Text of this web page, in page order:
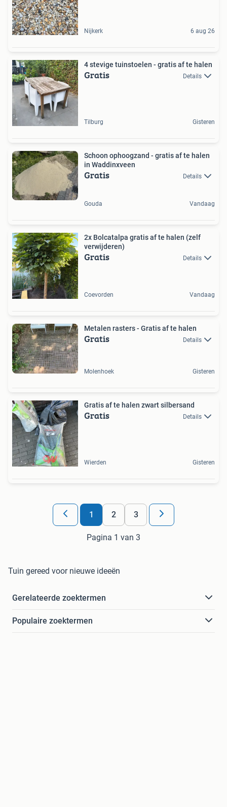
Nijkerk 6 aug 26
4 stevige tuinstoelen - gratis af te halen
Gratis Details
Tilburg Gisteren
Schoon ophoogzand - gratis af te halen
in Waddinxveen
Gratis Details
Gouda Vandaag
2x Bolcatalpa gratis af te halen (zelf
verwijderen)
Gratis Details
Coevorden Vandaag
Metalen rasters - Gratis af te halen
Gratis Details
Molenhoek Gisteren
Gratis af te halen zwart silbersand
Gratis Details
Wierden Gisteren
1 2 3
Pagina 1 van 3
Tuin gereed voor nieuwe ideeën
Gerelateerde zoektermen
Populaire zoektermen